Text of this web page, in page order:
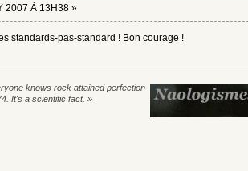
2007 À 13H38 »
standards-pas-standard ! Bon courage !
knows rock attained perfection
It's a scientific fact. »